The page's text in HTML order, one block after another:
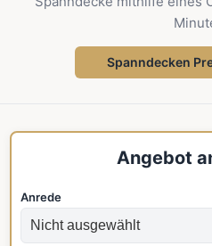
Spanndecken
Angebot
Anrede